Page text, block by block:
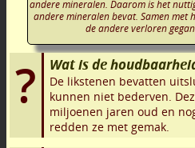
andere mineralen. Daarom is het
andere mineralen bevat. Samen
de andere verloren
Wat is de
De likstenen bevatten
kunnen niet bederven.
miljoenen jaren oud en
redden ze met gemak.